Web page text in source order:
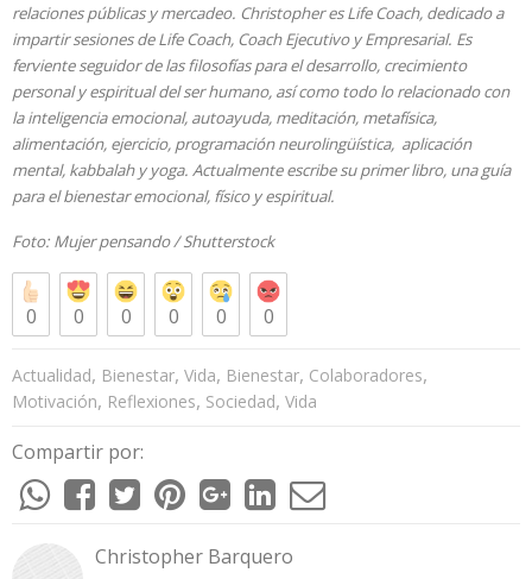
relaciones públicas y mercadeo. Christopher es Life Coach, dedicado a
impartir sesiones de Life Coach, Coach Ejecutivo y Empresarial. Es
ferviente seguidor de las filosofías para el desarrollo, crecimiento
personal y espiritual del ser humano, así como todo lo relacionado con
la inteligencia emocional, autoayuda, meditación, metafísica,
alimentación, ejercicio, programación neurolingüística, aplicación
mental, kabbalah y yoga. Actualmente escribe su primer libro, una guía
para el bienestar emocional, físico y espiritual.
Foto: Mujer pensando /Shutterstock
0 0 0 0 0 0
Actualidad, Bienestar, Vida, Bienestar, Colaboradores,
Motivación, Reflexiones, Sociedad, Vida
Compartir por:
Christopher Barquero